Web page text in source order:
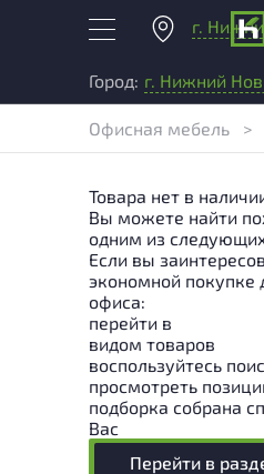
г.
Город: г. Нижний
Офисная мебель
>
Товара нет в
Вы можете найти
одним из
Если вы
экономной покупке
офиса:
перейти в
видом товаров
воспользуйтесь
просмотреть
подборка собрана
Вас
Перейти в